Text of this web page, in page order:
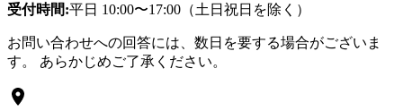
受付時間:平日 10:00〜17:00（土日祝日を除く）
お問い合わせへの回答には、数日を要する場合がございま
す。 あらかじめご了承ください。